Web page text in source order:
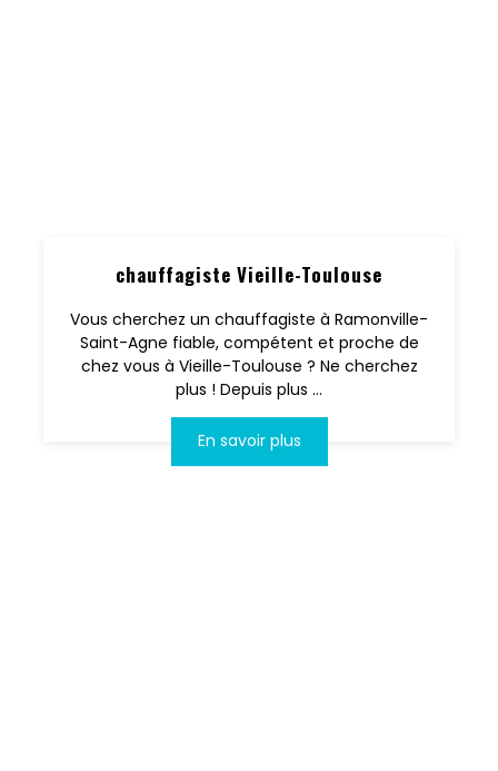
chauffagiste Vieille-Toulouse
Vous cherchez un chauffagiste à Ramonville-
Saint-Agne fiable, compétent et proche de
chez vous à Vieille-Toulouse ? Ne cherchez
plus ! Depuis plus ...
En savoir plus